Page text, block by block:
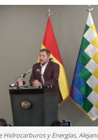
Hidrocarburos y Energías,